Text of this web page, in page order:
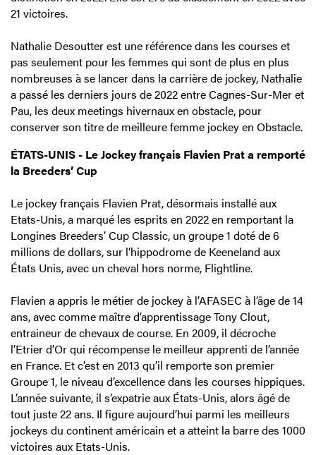
21 victoires.
Nathalie Desoutter est une référence dans les courses et
pas seulement pour les femmes qui sont de plus en plus
nombreuses à se lancer dans la carrière de jockey, Nathalie
a passé les derniers jours de 2022 entre Cagnes-Sur-Mer et
Pau, les deux meetings hivernaux en obstacle, pour
conserver son titre de meilleure femme jockey en Obstacle.
ÉTATS-UNIS - Le Jockey français Flavien Prat a remporté
la Breeders’ Cup
Le jockey français Flavien Prat, désormais installé aux
Etats-Unis, a marqué les esprits en 2022 en remportant la
Longines Breeders’ Cup Classic, un groupe 1 doté de 6
millions de dollars, sur l’hippodrome de Keeneland aux
États Unis, avec un cheval hors norme, Flightline.
Flavien a appris le métier de jockey à l’AFASEC à l’âge de 14
ans, avec comme maître d’apprentissage Tony Clout,
entraineur de chevaux de course. En 2009, il décroche
l’Etrier d’Or qui récompense le meilleur apprenti de l’année
en France. Et c’est en 2013 qu’il remporte son premier
Groupe 1, le niveau d’excellence dans les courses hippiques.
L’année suivante, il s’expatrie aux États-Unis, alors âgé de
tout juste 22 ans. Il figure aujourd’hui parmi les meilleurs
jockeys du continent américain et a atteint la barre des 1000
victoires aux Etats-Unis.